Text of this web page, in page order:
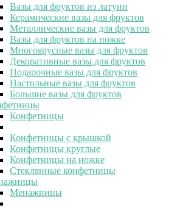
Вазы для фруктов из латуни
Керамические вазы для фруктов
Металлические вазы для фруктов
Вазы для фруктов на ножке
Многоярусные вазы для фруктов
Декоративные вазы для фруктов
Подарочные вазы для фруктов
Настольные вазы для фруктов
Большие вазы для фруктов
Конфетницы
Конфетницы с крышкой
Конфетницы круглые
Конфетницы на ножке
Стеклянные конфетницы
Менажницы